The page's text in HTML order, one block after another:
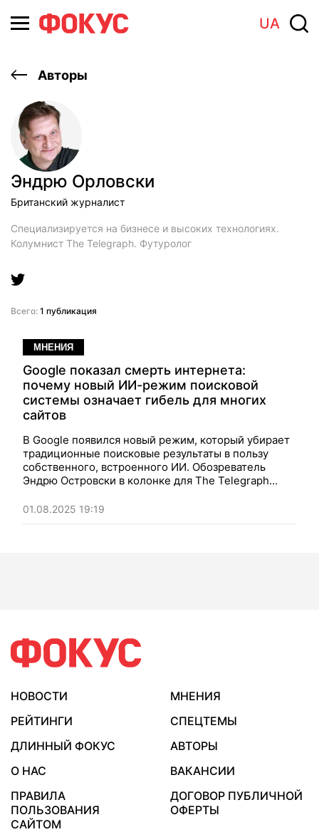
UA
Авторы
Эндрю Орловски
Британский журналист
Специализируется на бизнесе и высоких технологиях.
Колумнист The Telegraph. Футуролог
Всего: 1 публикация
МНЕНИЯ
Google показал смерть интернета:
почему новый ИИ-режим поисковой
системы означает гибель для многих
сайтов
В Google появился новый режим, который убирает
традиционные поисковые результаты в пользу
собственного, встроенного ИИ. Обозреватель
Эндрю Островски в колонке для The Telegraph
которому мы привыкли, и предрекает гибель
большинству сайтов, чье существование
01.08.2025 19:19
НОВОСТИ
МНЕНИЯ
РЕЙТИНГИ
СПЕЦТЕМЫ
ДЛИННЫЙ ФОКУС
АВТОРЫ
О НАС
ВАКАНСИИ
ПРАВИЛА
ПОЛЬЗОВАНИЯ
САЙТОМ
ДОГОВОР ПУБЛИЧНОЙ
ОФЕРТЫ